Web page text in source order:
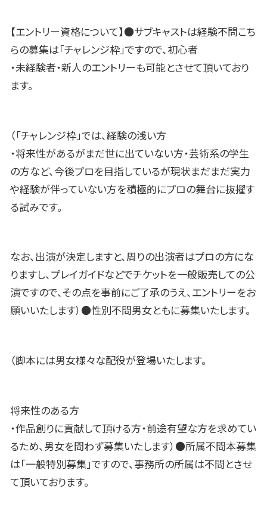
【エントリー資格について】●サブキャストは経験不問こち
らの募集は「チャレンジ枠」ですので、初心者
・未経験者・新人のエントリーも可能とさせて頂いており
ます。
（「チャレンジ枠」では、経験の浅い方
・将来性があるがまだ世に出ていない方・芸術系の学生
の方など、今後プロを目指しているが現状まだまだ実力
や経験が伴っていない方を積極的にプロの舞台に抜擢す
る試みです。
なお、出演が決定しますと、周りの出演者はプロの方にな
りますし、プレイガイドなどでチケットを一般販売しての公
演ですので、その点を事前にご了承のうえ、エントリーをお
願いいたします）●性別不問男女ともに募集いたします。
（脚本には男女様々な配役が登場いたします。
将来性のある方
・作品創りに貢献して頂ける方・前途有望な方を求めてい
るため、男女を問わず募集いたします）●所属不問本募集
は「一般特別募集」ですので、事務所の所属は不問とさせ
て頂いております。